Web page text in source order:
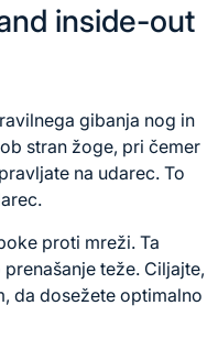
inside-out
gibanja nog in
stran žoge, pri čemer
na udarec. To
proti mreži. Ta
teže. Ciljajte,
da dosežete optimalno